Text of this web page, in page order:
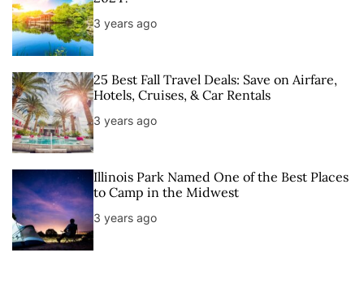
3 years ago
25 Best Fall Travel Deals: Save on Airfare,
Hotels, Cruises, & Car Rentals
3 years ago
Illinois Park Named One of the Best Places
to Camp in the Midwest
3 years ago